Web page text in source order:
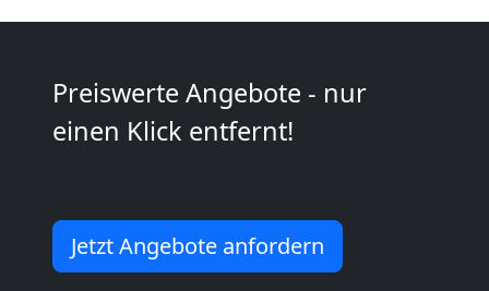
Preiswerte Angebote - nur
einen Klick entfernt!
Jetzt Angebote anfordern
National
International